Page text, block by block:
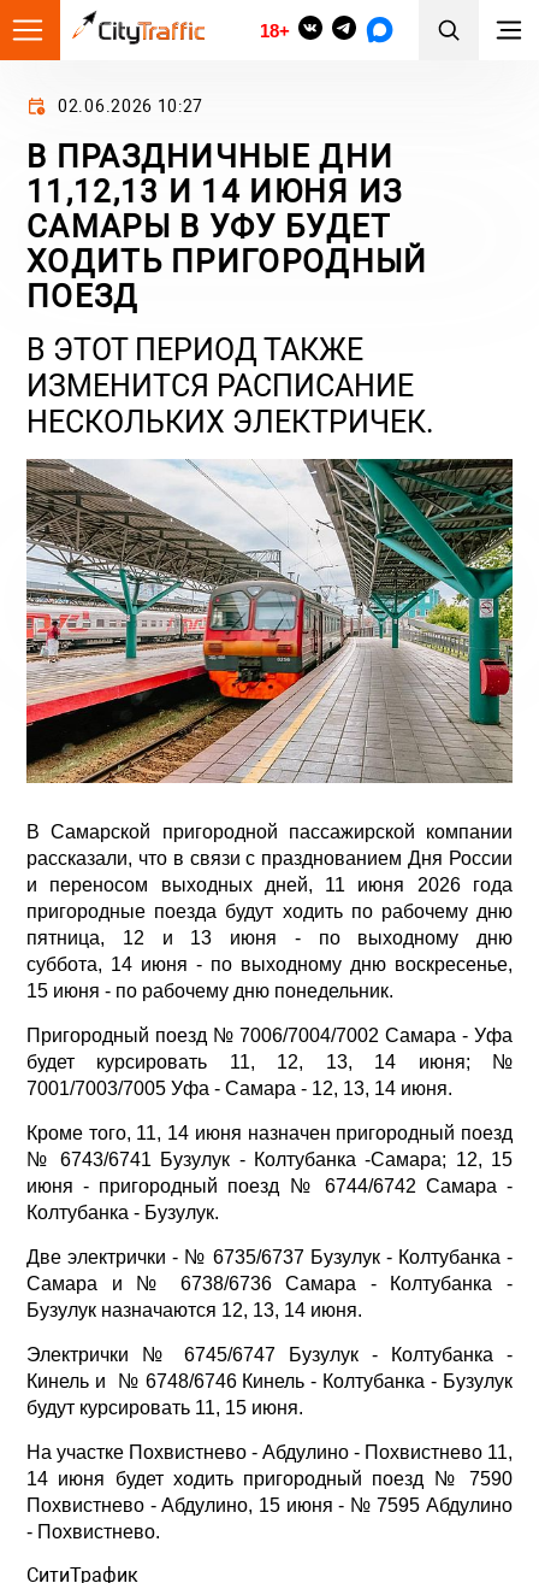
18+
02.06.2026 10:27
В ПРАЗДНИЧНЫЕ ДНИ
11,12,13 И 14 ИЮНЯ ИЗ
САМАРЫ В УФУ БУДЕТ
ХОДИТЬ ПРИГОРОДНЫЙ
ПОЕЗД
В ЭТОТ ПЕРИОД ТАКЖЕ
ИЗМЕНИТСЯ РАСПИСАНИЕ
НЕСКОЛЬКИХ ЭЛЕКТРИЧЕК.
В Самарской пригородной пассажирской компании
рассказали, что в связи с празднованием Дня России
и переносом выходных дней, 11 июня 2026 года
пригородные поезда будут ходить по рабочему дню
пятница, 12 и 13 июня - по выходному дню
суббота, 14 июня - по выходному дню воскресенье,
15 июня - по рабочему дню понедельник.
Пригородный поезд № 7006/7004/7002 Самара - Уфа
будет курсировать 11, 12, 13, 14 июня; №
7001/7003/7005 Уфа - Самара - 12, 13, 14 июня.
Кроме того, 11, 14 июня назначен пригородный поезд
№ 6743/6741 Бузулук - Колтубанка -Самара; 12, 15
июня - пригородный поезд № 6744/6742 Самара -
Колтубанка - Бузулук.
Две электрички - № 6735/6737 Бузулук - Колтубанка -
Самара и № 6738/6736 Самара - Колтубанка -
Бузулук назначаются 12, 13, 14 июня.
Электрички № 6745/6747 Бузулук - Колтубанка -
Кинель и № 6748/6746 Кинель - Колтубанка - Бузулук
будут курсировать 11, 15 июня.
На участке Похвистнево - Абдулино - Похвистнево 11,
14 июня будет ходить пригородный поезд № 7590
Похвистнево - Абдулино, 15 июня - № 7595 Абдулино
- Похвистнево.
СитиТрафик